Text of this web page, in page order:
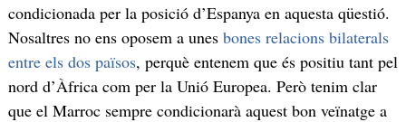
condicionada per la posició d’Espanya en aquesta qüestió.
Nosaltres no ens oposem a unes bones relacions bilaterals
entre els dos països, perquè entenem que és positiu tant pel
nord d’Àfrica com per la Unió Europea. Però tenim clar
que el Marroc sempre condicionarà aquest bon veïnatge a